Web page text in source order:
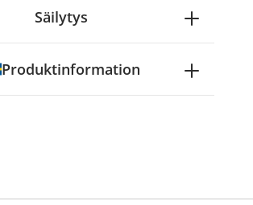
Säilytys
Produktinformation